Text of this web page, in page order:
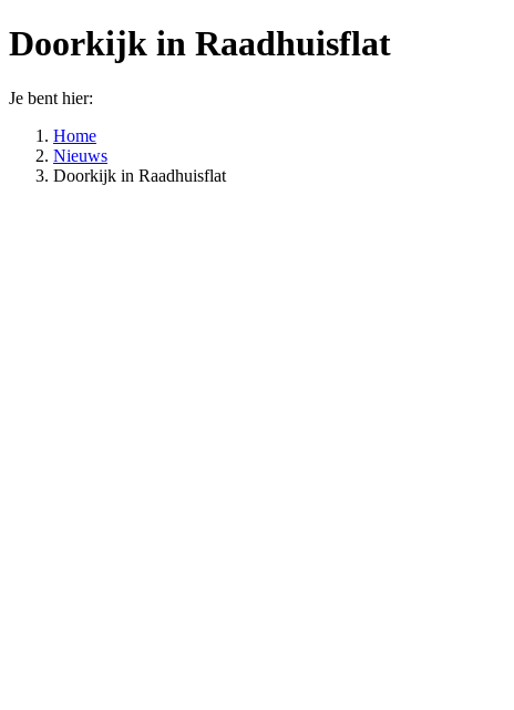
Doorkijk in Raadhuisflat
Je bent hier:
Home
Nieuws
Doorkijk in Raadhuisflat